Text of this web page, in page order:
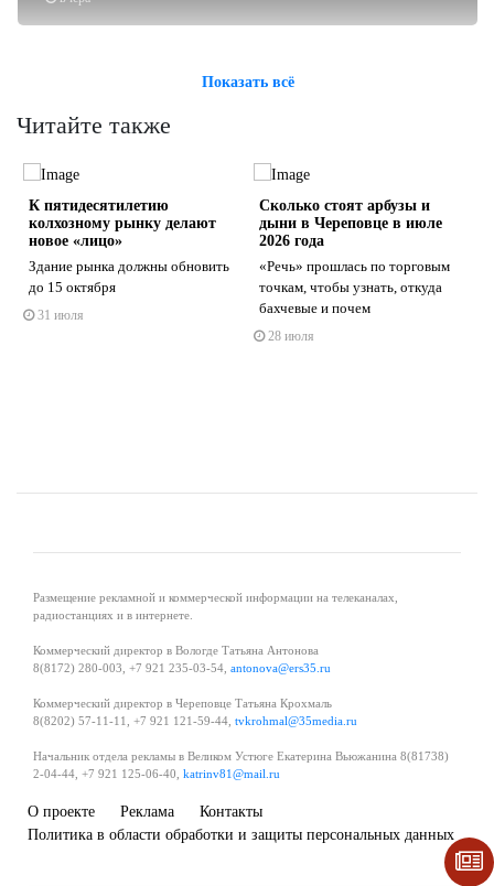
Показать всё
Читайте также
К пятидесятилетию
колхозному рынку делают
новое «лицо»
Здание рынка должны обновить
до 15 октября
31 июля
Сколько стоят арбузы и
дыни в Череповце в июле
2026 года
«Речь» прошлась по торговым
точкам, чтобы узнать, откуда
бахчевые и почем
28 июля
Размещение рекламной и коммерческой информации на телеканалах,
радиостанциях и в интернете.
Коммерческий директор в Вологде Татьяна Антонова
8(8172) 280-003, +7 921 235-03-54, antonova@ers35.ru
Коммерческий директор в Череповце Татьяна Крохмаль
8(8202) 57-11-11, +7 921 121-59-44, tvkrohmal@35media.ru
Начальник отдела рекламы в Великом Устюге Екатерина Вьюжанина 8(81738)
2-04-44, +7 921 125-06-40, katrinv81@mail.ru
О проекте Реклама
Контакты
Политика в области обработки и защиты персональных данных